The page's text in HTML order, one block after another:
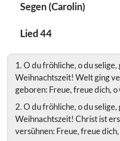
Segen (Carolin)
Lied 44
1. O du fröhliche, o du
Weihnachtszeit! Welt ging
geboren: Freue, freue dich,
2. O du fröhliche, o du
Weihnachtszeit! Christ ist
versühnen: Freue, freue